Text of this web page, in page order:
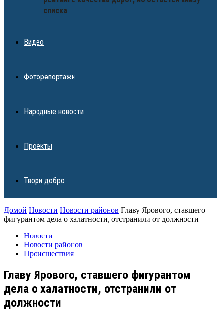
списка
Видео
Фоторепортажи
Народные новости
Проекты
Твори добро
Домой Новости Новости районов Главу Ярового, ставшего
фигурантом дела о халатности, отстранили от должности
Новости
Новости районов
Происшествия
Главу Ярового, ставшего фигурантом
дела о халатности, отстранили от
должности